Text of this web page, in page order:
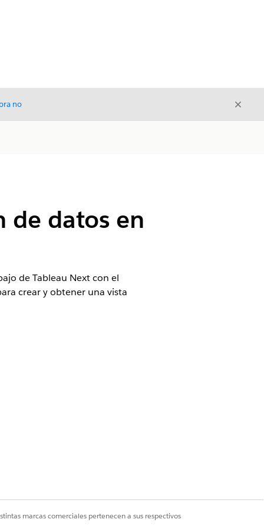
no Cerrar
de datos en
de Tableau Next con el
crear y obtener una vista
las Condiciones de servicios
el Cliente, y las
servicio piloto o beta es a la
de Tableau Unmetered o
marcas comerciales pertenecen a sus respectivos